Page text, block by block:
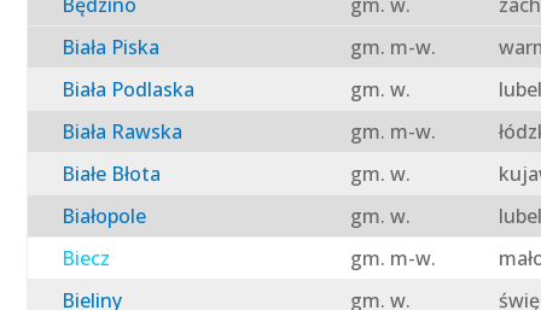
Biała Piska
gm. m-w.
Biała Podlaska
gm. w.
Biała Rawska
gm. m-w.
Białe Błota
gm. w.
Białopole
gm. w.
Biecz
gm. m-w.
Bieliny
gm. w.